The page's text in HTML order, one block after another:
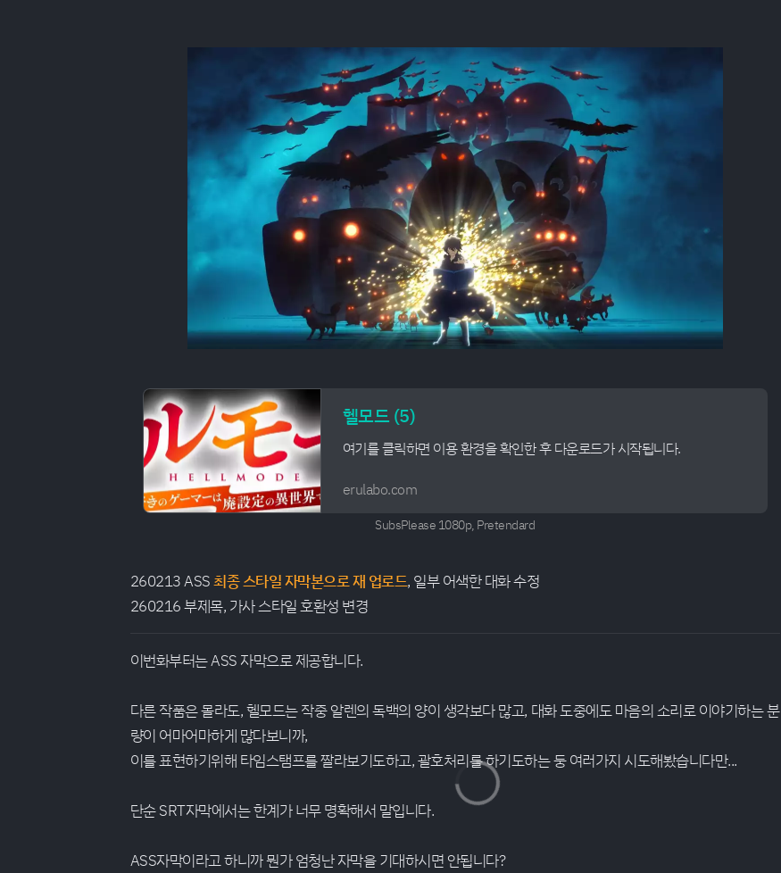
헬모드 (5)
여기를 클릭하면 이용 환경을 확인한 후 다운로드가 시작됩니다.
erulabo.com
SubsPlease 1080p, Pretendard
260213 ASS최종 스타일 자막본으로 재 업로드, 일부 어색한 대화 수정
260216 부제목, 가사 스타일 호환성 변경
이번화부터는 ASS 자막으로 제공합니다.
다른 작품은 몰라도, 헬모드는 작중 알렌의 독백의 양이 생각보다 많고, 대화 도중에도 마음의 소리로 이야기하는 분
량이 어마어마하게 많다보니까,
이를 표현하기위해 타임스탬프를 짤라보기도하고, 괄호처리를 하기도하는 둥 여러가지 시도해봤습니다만...
단순 SRT자막에서는 한계가 너무 명확해서 말입니다.
ASS자막이라고 하니까 뭔가 엄청난 자막을 기대하시면 안됩니다?